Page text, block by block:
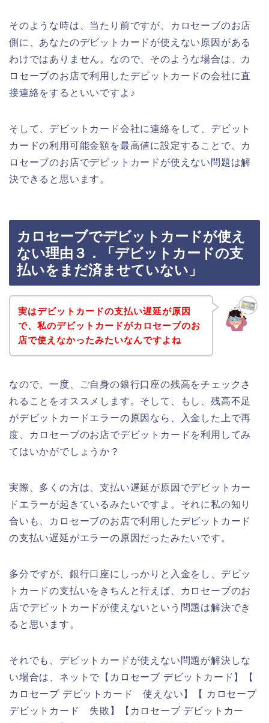
そのような時は、当たり前ですが、カロセーブのお店
側に、あなたのデビットカードが使えない原因がある
わけではありません。なので、そのような場合は、カ
ロセーブのお店で利用したデビットカードの会社に直
接連絡をするといいですよ♪
そして、デビットカード会社に連絡をして、デビット
カードの利用可能金額を最高値に設定することで、カ
ロセーブのお店でデビットカードが使えない問題は解
決できると思います。
カロセーブでデビットカードが使え
ない理由３．「デビットカードの支
払いをまだ済ませていない」
実はデビットカードの支払い遅延が原因
で、私のデビットカードがカロセーブのお
店で使えなかったみたいなんですよね
なので、一度、ご自身の銀行口座の残高をチェックさ
れることをオススメします。そして、もし、残高不足
がデビットカードエラーの原因なら、入金した上で再
度、カロセーブのお店でデビットカードを利用してみ
てはいかがでしょうか？
実際、多くの方は、支払い遅延が原因でデビットカー
ドエラーが起きているみたいですよ。それに私の知り
合いも、カロセーブのお店で利用したデビットカード
の支払い遅延がエラーの原因だったみたいです。
多分ですが、銀行口座にしっかりと入金をし、デビッ
トカードの支払いをきちんと行えば、カロセーブのお
店でデビットカードが使えないという問題は解決でき
ると思います。
それでも、デビットカードが使えない問題が解決しな
い場合は、ネットで【カロセーブ デビットカード】【
カロセーブ デビットカード 使えない】【 カロセーブ
デビットカード 失敗】【カロセーブ デビットカー